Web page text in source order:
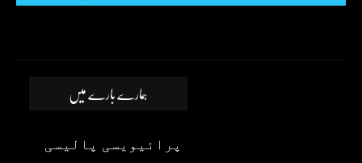
ہمارے بارے میں
پرائیویسی پالیسی